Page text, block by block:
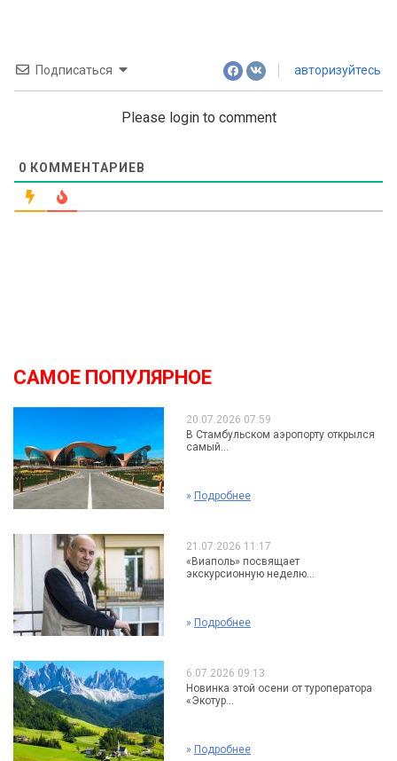
Подписаться авторизуйтесь
Please login to comment
0 КОММЕНТАРИЕВ
САМОЕ ПОПУЛЯРНОЕ
20.07.2026 07:59
В Стамбульском аэропорту открылся
самый...
» Подробнее
21.07.2026 11:17
«Виаполь» посвящает
экскурсионную неделю...
» Подробнее
6.07.2026 09:13
Новинка этой осени от туроператора
«Экотур...
» Подробнее